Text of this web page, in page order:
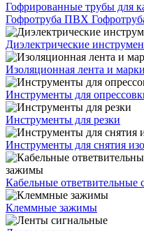
Гофрированные трубы для
Гофротруба ПВХ
Диэлектрические
Изоляционная лента и
Инструменты для
Инструменты для резки
Инструменты для снятия
Кабельные
Клеммные зажимы